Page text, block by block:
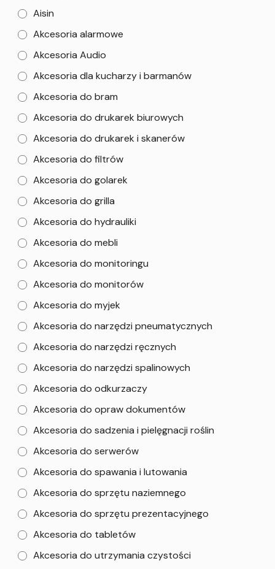
Aisin
Akcesoria alarmowe
Akcesoria Audio
Akcesoria dla kucharzy i barmanów
Akcesoria do bram
Akcesoria do drukarek biurowych
Akcesoria do drukarek i skanerów
Akcesoria do filtrów
Akcesoria do golarek
Akcesoria do grilla
Akcesoria do hydrauliki
Akcesoria do mebli
Akcesoria do monitoringu
Akcesoria do monitorów
Akcesoria do myjek
Akcesoria do narzędzi pneumatycznych
Akcesoria do narzędzi ręcznych
Akcesoria do narzędzi spalinowych
Akcesoria do odkurzaczy
Akcesoria do opraw dokumentów
Akcesoria do sadzenia i pielęgnacji roślin
Akcesoria do serwerów
Akcesoria do spawania i lutowania
Akcesoria do sprzętu naziemnego
Akcesoria do sprzętu prezentacyjnego
Akcesoria do tabletów
Akcesoria do utrzymania czystości